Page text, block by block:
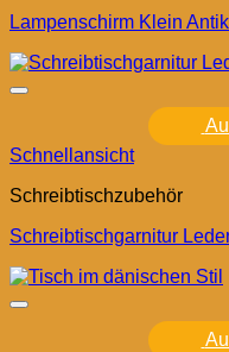
Lampenschirm Klein
Schnellansicht
Schreibtischzubehör
Schreibtischgarnitur